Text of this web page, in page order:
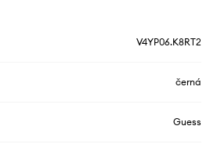
V4YP06.K8RT2
černá
Guess